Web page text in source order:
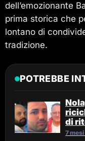
dell’emozionante
prima storica che
lontano di
tradizione.
POTREBBE
di
7